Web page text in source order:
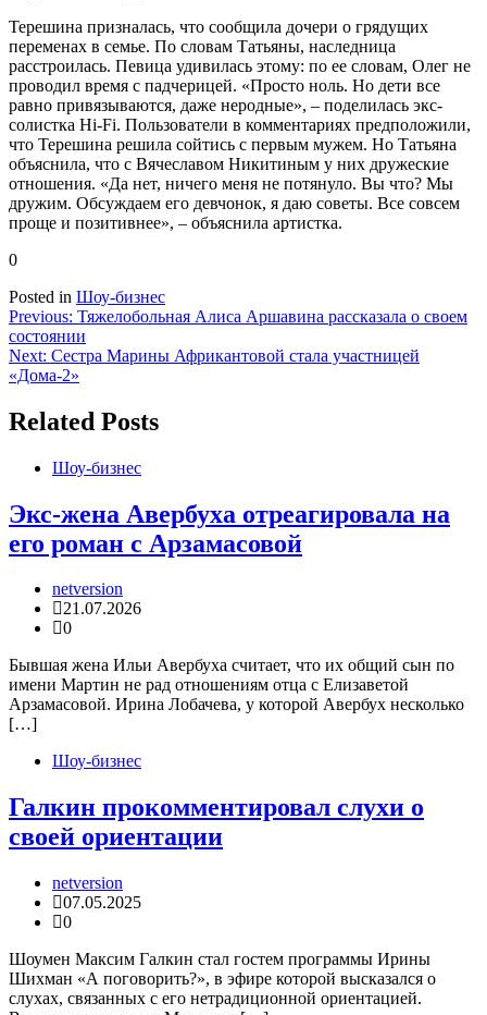
Терешина призналась, что сообщила дочери о грядущих
переменах в семье. По словам Татьяны, наследница
расстроилась. Певица удивилась этому: по ее словам, Олег не
проводил время с падчерицей. «Просто ноль. Но дети все
равно привязываются, даже неродные», – поделилась экс-
солистка Hi-Fi. Пользователи в комментариях предположили,
что Терешина решила сойтись с первым мужем. Но Татьяна
объяснила, что с Вячеславом Никитиным у них дружеские
отношения. «Да нет, ничего меня не потянуло. Вы что? Мы
дружим. Обсуждаем его девчонок, я даю советы. Все совсем
проще и позитивнее», – объяснила артистка.
0
Posted in Шоу-бизнес
Навигация
по
записям
Previous: Тяжелобольная Алиса Аршавина рассказала о своем
состоянии
Next: Сестра Марины Африкантовой стала участницей
«Дома-2»
Related Posts
Шоу-бизнес
Экс-жена Авербуха отреагировала на
его роман с Арзамасовой
netversion
21.07.2026
0
Бывшая жена Ильи Авербуха считает, что их общий сын по
имени Мартин не рад отношениям отца с Елизаветой
Арзамасовой. Ирина Лобачева, у которой Авербух несколько
[…]
Шоу-бизнес
Галкин прокомментировал слухи о
своей ориентации
netversion
07.05.2025
0
Шоумен Максим Галкин стал гостем программы Ирины
Шихман «А поговорить?», в эфире которой высказался о
слухах, связанных с его нетрадиционной ориентацией.